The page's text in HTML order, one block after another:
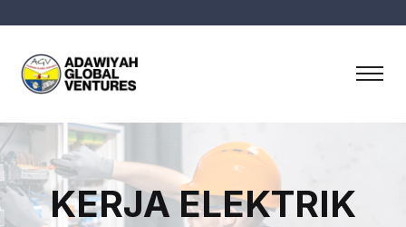
KERJA ELEKTRIK